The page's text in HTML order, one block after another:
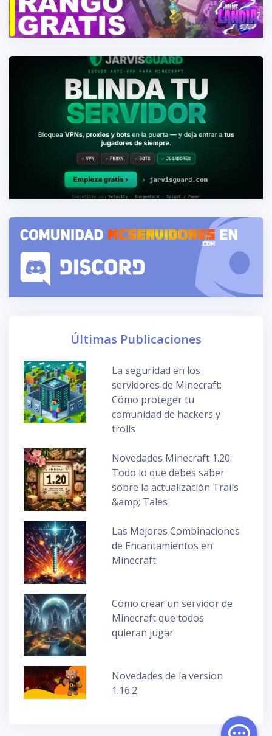
Últimas Publicaciones
La seguridad en los
servidores de Minecraft:
Cómo proteger tu
comunidad de hackers y
trolls
Novedades Minecraft 1.20:
Todo lo que debes saber
sobre la actualización Trails
&amp; Tales
Las Mejores Combinaciones
de Encantamientos en
Minecraft
Cómo crear un servidor de
Minecraft que todos
quieran jugar
Novedades de la version
1.16.2